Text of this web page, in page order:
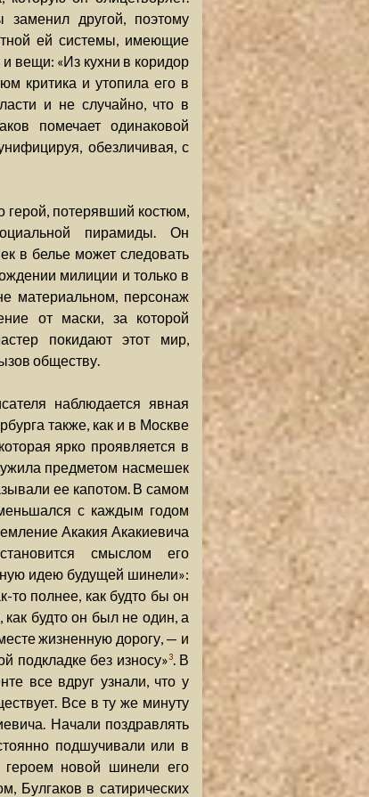
заменил другой, поэтому
ей системы, имеющие
вещи: «Из кухни в коридор
критика и утопила его в
и не случайно, что в
помечает одинаковой
обезличивая, с
герой, потерявший костюм,
пирамиды. Он
в белье может следовать
милиции и только в
материальном, персонаж
от маски, за которой
покидают этот мир,
обществу.
наблюдается явная
также, как и в Москве
ярко проявляется в
предметом насмешек
ее капотом. В самом
с каждым годом
Акакия Акакиевича
смыслом его
идею будущей шинели»:
то полнее, как будто бы он
как будто он был не один, а
жизненную дорогу, — и
подкладке без износу»3. В
все вдруг узнали, что у
Все в ту же минуту
Начали поздравлять
подшучивали или в
героем новой шинели его
Булгаков в сатирических